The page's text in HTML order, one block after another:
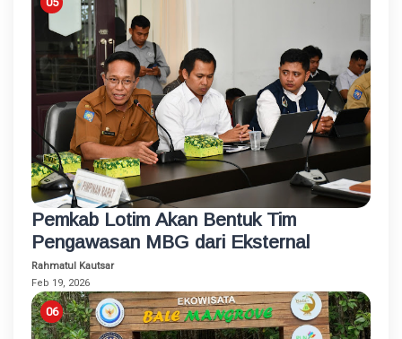
Pemkab Lotim Akan Bentuk Tim
Pengawasan MBG dari Eksternal
Rahmatul Kautsar
Feb 19, 2026